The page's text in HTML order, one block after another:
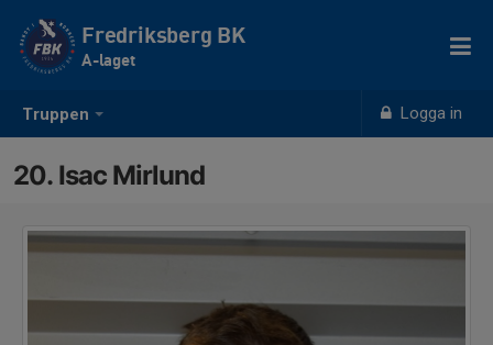
Truppen Logga in
Fredriksberg BK
A-laget
20. Isac Mirlund